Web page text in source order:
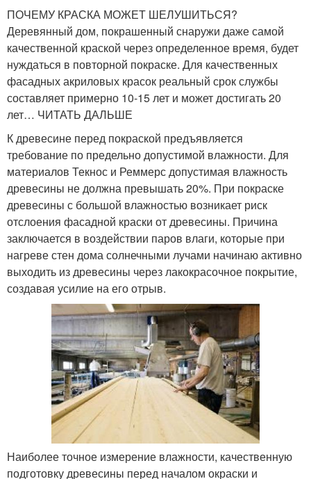
ПОЧЕМУ КРАСКА МОЖЕТ ШЕЛУШИТЬСЯ?
Деревянный дом, покрашенный снаружи даже самой
качественной краской через определенное время, будет
нуждаться в повторной покраске. Для качественных
фасадных акриловых красок реальный срок службы
составляет примерно 10-15 лет и может достигать 20
лет… ЧИТАТЬ ДАЛЬШЕ
К древесине перед покраской предъявляется
требование по предельно допустимой влажности. Для
материалов Текнос и Реммерс допустимая влажность
древесины не должна превышать 20%. При покраске
древесины с большой влажностью возникает риск
отслоения фасадной краски от древесины. Причина
заключается в воздействии паров влаги, которые при
нагреве стен дома солнечными лучами начинаю активно
выходить из древесины через лакокрасочное покрытие,
создавая усилие на его отрыв.
Наиболее точное измерение влажности, качественную
подготовку древесины перед началом окраски и